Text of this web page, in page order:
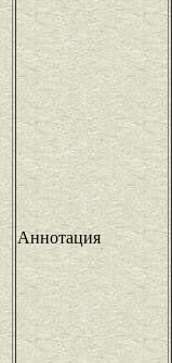
Аннотация